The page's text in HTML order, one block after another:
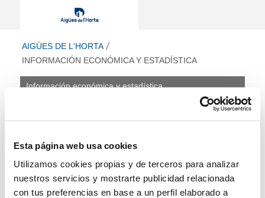
Esta página web usa cookies
Utilizamos cookies propias y de terceros para analizar
nuestros servicios y mostrarte publicidad relacionada
con tus preferencias en base a un perfil elaborado a
Información económica y estadística
AIGÜES DE L'HORTA
INFORMACIÓN ECONÓMICA Y ESTADÍSTICA
Información económica y estadística
Información económica
Este apartado incluye información de presupuestos,
cuentas anuales e informes de auditorías así como
información estadística disponible sobre la calidad del
servicio.